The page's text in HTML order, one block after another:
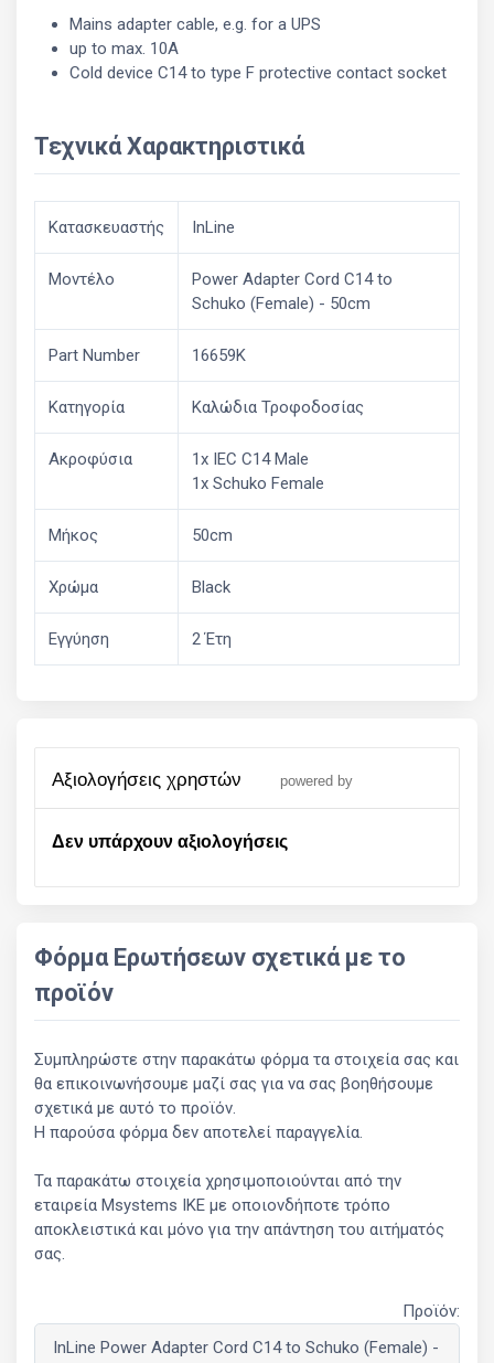
Mains adapter cable, e.g. for a UPS
up to max. 10A
Cold device C14 to type F protective contact socket
Τεχνικά Χαρακτηριστικά
Κατασκευαστής InLine
Μοντέλο
Power Adapter Cord C14 to
Schuko (Female) - 50cm
Part Number 16659K
Κατηγορία Καλώδια Τροφοδοσίας
Ακροφύσια
1x IEC C14 Male
1x Schuko Female
Μήκος 50cm
Χρώμα Black
Εγγύηση 2 Έτη
αξιολογήσεις χρηστών powered by
Δεν υπάρχουν αξιολογήσεις
Φόρμα Ερωτήσεων σχετικά με το
προϊόν
Συμπληρώστε στην παρακάτω φόρμα τα στοιχεία σας και
θα επικοινωνήσουμε μαζί σας για να σας βοηθήσουμε
σχετικά με αυτό το προϊόν.
Η παρούσα φόρμα δεν αποτελεί παραγγελία.
Τα παρακάτω στοιχεία χρησιμοποιούνται από την
εταιρεία Msystems ΙΚΕ με οποιονδήποτε τρόπο
αποκλειστικά και μόνο για την απάντηση του αιτήματός
σας.
Προϊόν: